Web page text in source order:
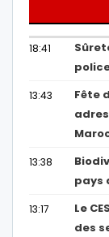
18:41
13:43
Fête
13:38
pays
13:17
Le
des